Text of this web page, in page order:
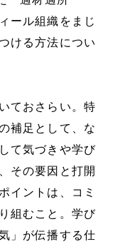
ール組織をまじ
ける方法につい
ておさらい。特
補足として、な
て気づきや学び
その要因と打開
イントは、コミ
組むこと。学び
」が伝播する仕